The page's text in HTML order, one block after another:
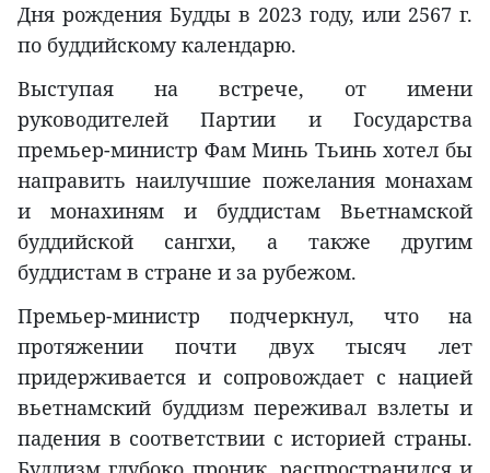
Дня рождения Будды в 2023 году, или 2567 г.
по буддийскому календарю.
Выступая на встрече, от имени
руководителей Партии и Государства
премьер-министр Фам Минь Тьинь хотел бы
направить наилучшие пожелания монахам
и монахиням и буддистам Вьетнамской
буддийской сангхи, а также другим
буддистам в стране и за рубежом.
Премьер-министр подчеркнул, что на
протяжении почти двух тысяч лет
придерживается и сопровождает с нацией
вьетнамский буддизм переживал взлеты и
падения в соответствии с историей страны.